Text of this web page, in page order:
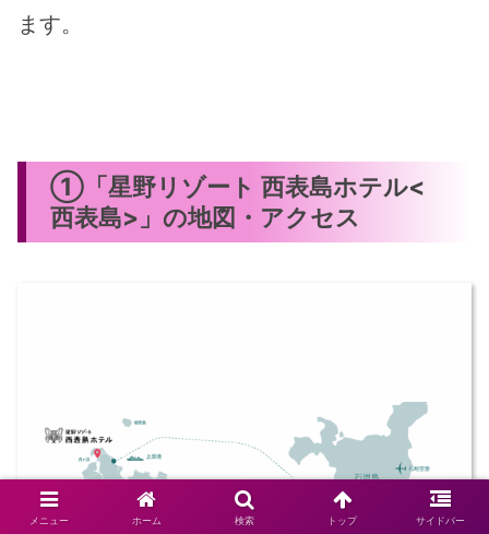
ます。
①「星野リゾート 西表島ホテル<
西表島>」の地図・アクセス
メニュー ホーム 検索 トップ サイドバー